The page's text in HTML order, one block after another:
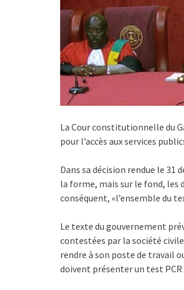
La Cour constitutionnelle du
pour l’accès aux services
Dans sa décision rendue le 31
la forme, mais sur le fond,
conséquent, «l’ensemble du
Le texte du gouvernement
contestées par la société
rendre à son poste de travail
doivent présenter un test